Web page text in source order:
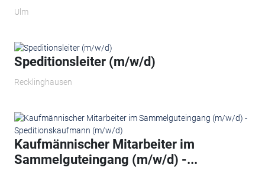
Ulm
Speditionsleiter (m/w/d)
Recklinghausen
Kaufmännischer Mitarbeiter im
Sammelguteingang (m/w/d) -...